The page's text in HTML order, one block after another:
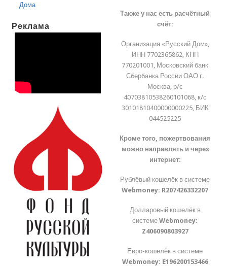
Дома
Реклама
Также у нас есть расчётный
счёт:
Организация «Русский Дом»,
ИНН 7702365862, КПП
770201001, Московский банк
Сбербанка России ОАО г.
Москва, р/с
40703810538260101068, к/с
30101810400000000225, БИК
044525225
Кроме того, пожертвования
можно направлять и через
интернет:
Рублёвый кошелёк в системе
Webmoney: R207426332207
Долларовый кошелёк в
системеWebmoney:
Z406090803927
Евро-кошелёк в системе
Webmoney: E196200153466